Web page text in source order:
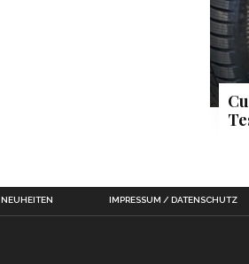
NEUHEITEN IMPRESSUM / DATENSCHUTZ